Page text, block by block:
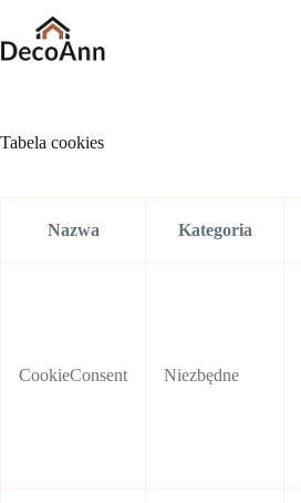
treści
Tabela cookies
Nazwa Kategoria
CookieConsent Niezbędne